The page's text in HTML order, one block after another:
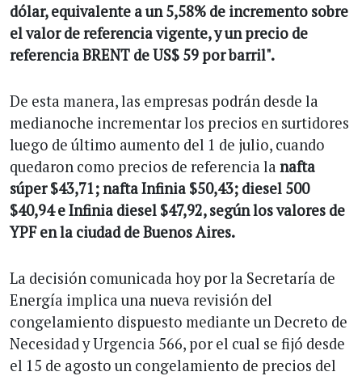
dólar, equivalente a un 5,58% de incremento sobre
el valor de referencia vigente, y un precio de
referencia BRENT de US$ 59 por barril".
De esta manera, las empresas podrán desde la
medianoche incrementar los precios en surtidores
luego de último aumento del 1 de julio, cuando
quedaron como precios de referencia la nafta
súper $43,71; nafta Infinia $50,43; diesel 500
$40,94 e Infinia diesel $47,92, según los valores de
YPF en la ciudad de Buenos Aires.
La decisión comunicada hoy por la Secretaría de
Energía implica una nueva revisión del
congelamiento dispuesto mediante un Decreto de
Necesidad y Urgencia 566, por el cual se fijó desde
el 15 de agosto un congelamiento de precios del